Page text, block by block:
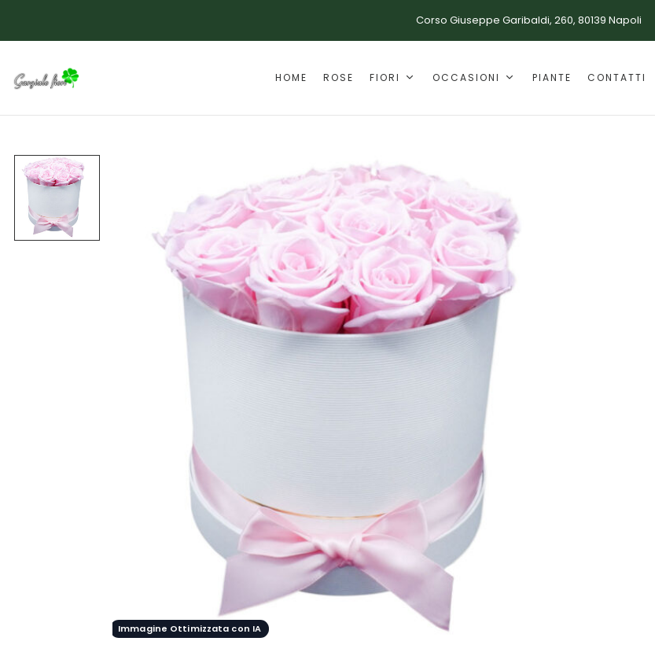
Corso Giuseppe Garibaldi, 260, 80139 Napoli
HOME ROSE FIORI OCCASIONI PIANTE CONTATTI
Immagine Ottimizzata con IA